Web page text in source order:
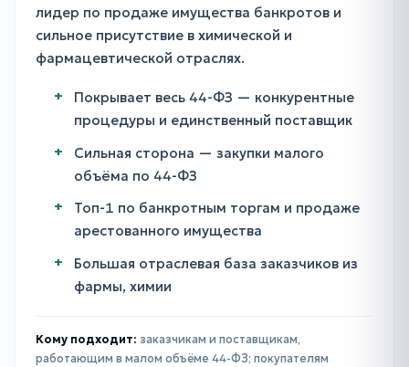
лидер по продаже имущества банкротов и
сильное присутствие в химической и
фармацевтической отраслях.
Покрывает весь 44-ФЗ — конкурентные
процедуры и единственный поставщик
Сильная сторона — закупки малого
объёма по 44-ФЗ
Топ-1 по банкротным торгам и продаже
арестованного имущества
Большая отраслевая база заказчиков из
фармы, химии
Кому подходит: заказчикам и поставщикам,
работающим в малом объёме 44-ФЗ; покупателям